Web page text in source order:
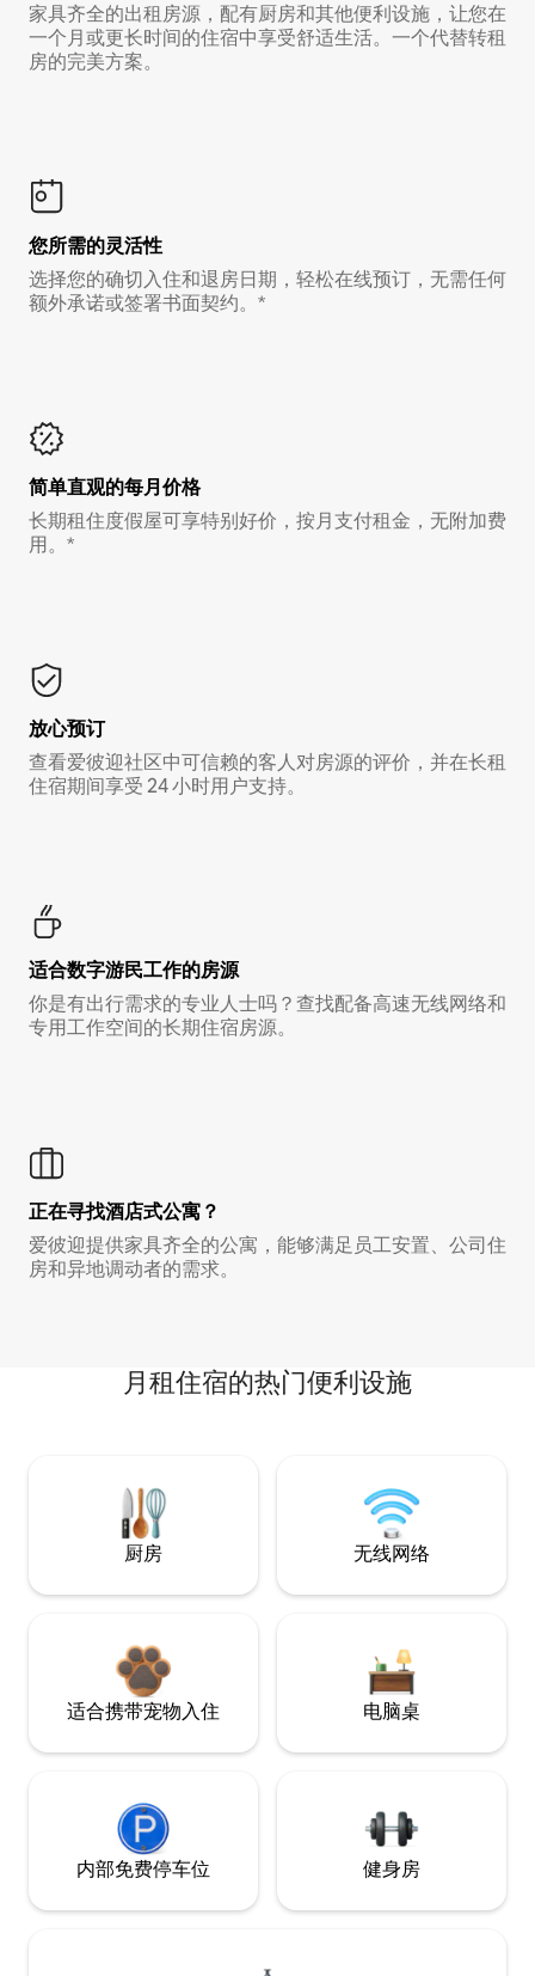
家具齐全的出租房源，配有厨房和其他便利设施，让您在
一个月或更长时间的住宿中享受舒适生活。一个代替转租
房的完美方案。
您所需的灵活性
选择您的确切入住和退房日期，轻松在线预订，无需任何
额外承诺或签署书面契约。*
简单直观的每月价格
长期租住度假屋可享特别好价，按月支付租金，无附加费
用。*
放心预订
查看爱彼迎社区中可信赖的客人对房源的评价，并在长租
住宿期间享受 24 小时用户支持。
适合数字游民工作的房源
你是有出行需求的专业人士吗？查找配备高速无线网络和
专用工作空间的长期住宿房源。
正在寻找酒店式公寓？
爱彼迎提供家具齐全的公寓，能够满足员工安置、公司住
房和异地调动者的需求。
月租住宿的热门便利设施
厨房 无线网络
适合携带宠物入住 电脑桌
内部免费停车位 健身房